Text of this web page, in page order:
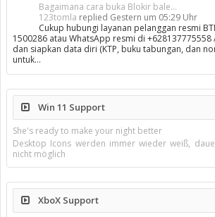
Bagaimana cara buka Blokir bale...
123tomla replied Gestern um 05:29 Uhr
Cukup hubungi layanan pelanggan resmi
1500286 atau WhatsApp resmi di +628137775558
dan siapkan data diri (KTP, buku tabungan, dan
untuk…
Win 11 Support
She's ready to make your night better
Desktop Icons werden immer wieder weiß,
nicht möglich
XboX Support